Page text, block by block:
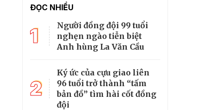
ĐỌC NHIỀU
1
Người đồng đội 99 tuổi
nghẹn ngào tiễn biệt
Anh hùng La Văn Cầu
2
Ký ức của cựu giao liên
96 tuổi trở thành “tấm
bản đồ” tìm hài cốt đồng
đội